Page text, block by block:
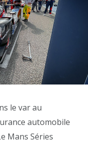
le var au
automobile
Mans Séries